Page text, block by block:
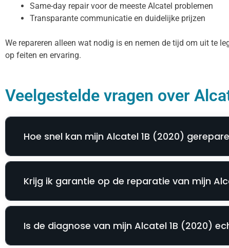
Same-day repair voor de meeste Alcatel problemen
Transparante communicatie en duidelijke prijzen
We repareren alleen wat nodig is en nemen de tijd om uit te
op feiten en ervaring.
Veelgestelde vragen over
Hoe snel kan mijn Alcatel 1B (2020)
Krijg ik garantie op de reparatie van mijn
Is de diagnose van mijn Alcatel 1B (2020)